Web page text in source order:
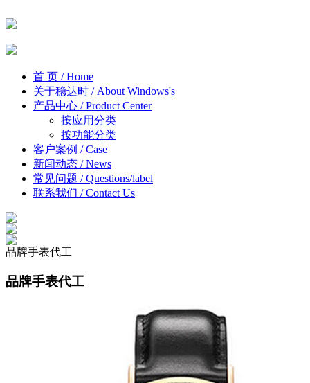
首 页 / Home
关于稳达时 / About Windows's
产品中心 / Product Center
按应用分类
按功能分类
客户案例 / Case
新闻动态 / News
常见问题 / Questions/label
联系我们 / Contact Us
品牌手表代工
品牌手表代工